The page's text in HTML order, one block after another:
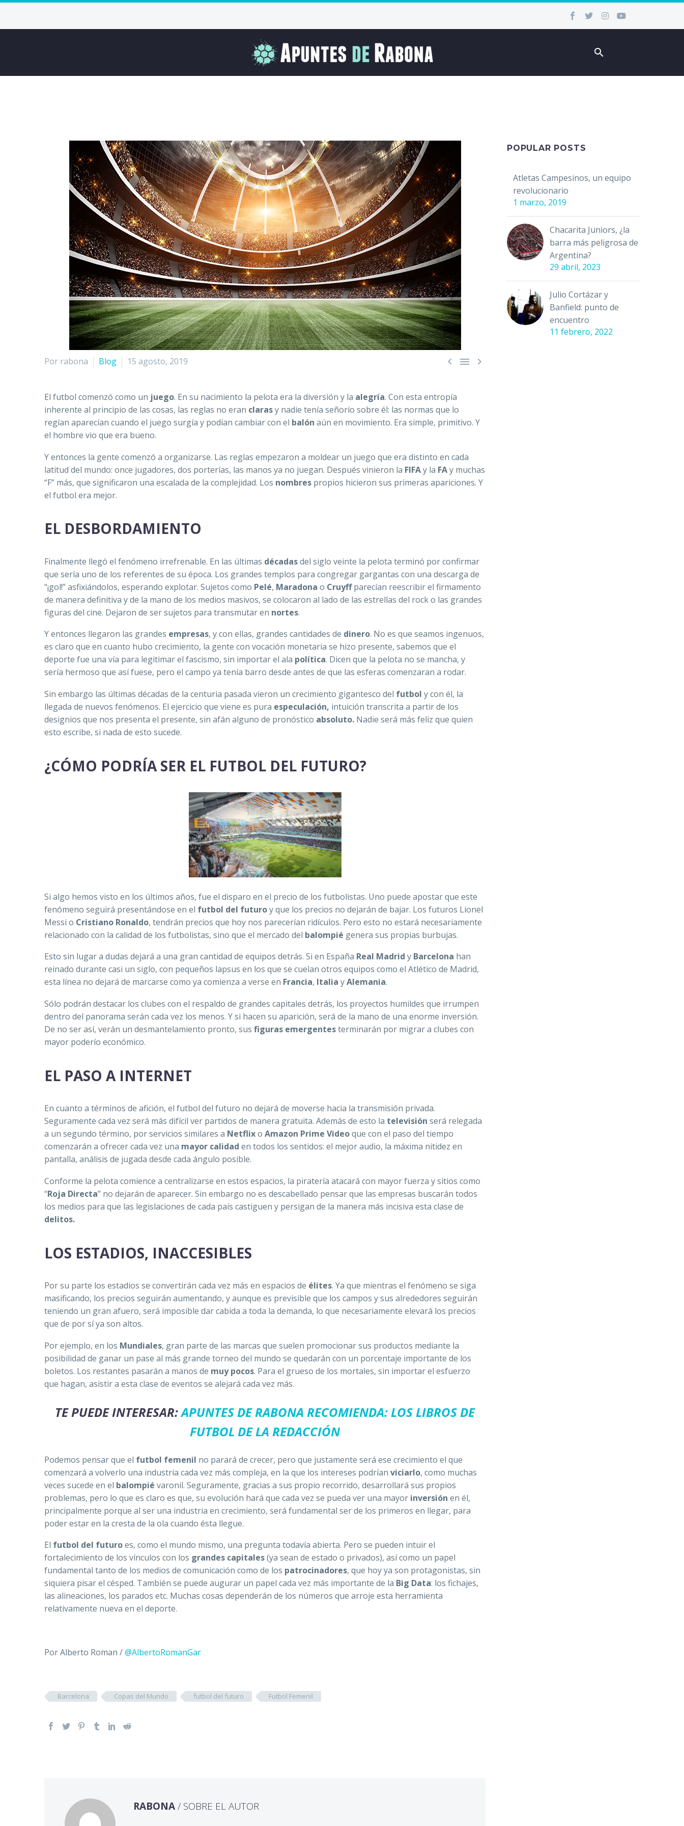
  
Por rabona Blog 15 agosto, 2019
El futbol comenzó como un juego. En su nacimiento la pelota era la diversión y la alegría. Con esta entropía
inherente al principio de las cosas, las reglas no eran clarasy nadie tenía señorío sobre él: las normas que lo
regían aparecían cuando el juego surgía y podían cambiar con el balón aún en movimiento. Era simple, primitivo. Y
el hombre vio que era bueno.
Y entonces la gente comenzó a organizarse. Las reglas empezaron a moldear un juego que era distinto en cada
latitud del mundo: once jugadores, dos porterías, las manos ya no juegan. Después vinieron la FIFAy la FAy muchas
“F” más, que significaron una escalada de la complejidad. Los nombres propios hicieron sus primeras apariciones. Y
el futbol era mejor.
EL DESBORDAMIENTO
Finalmente llegó el fenómeno irrefrenable. En las últimas décadasdel siglo veinte la pelota terminó por confirmar
que sería uno de los referentes de su época. Los grandes templos para congregar gargantas con una descarga de
“¡gol!” asfixiándolos, esperando explotar. Sujetos como Pelé, Maradona o Cruyffparecían reescribir el firmamento
de manera definitiva y de la mano de los medios masivos, se colocaron al lado de las estrellas del rock o las grandes
figuras del cine. Dejaron de ser sujetos para transmutar en nortes.
Y entonces llegaron las grandes empresas, y con ellas, grandes cantidades de dinero. No es que seamos ingenuos,
es claro que en cuanto hubo crecimiento, la gente con vocación monetaria se hizo presente, sabemos que el
deporte fue una vía para legitimar el fascismo, sin importar el ala política. Dicen que la pelota no se mancha, y
sería hermoso que así fuese, pero el campo ya tenía barro desde antes de que las esferas comenzaran a rodar.
Sin embargo las últimas décadas de la centuria pasada vieron un crecimiento gigantesco del futbol y con él, la
llegada de nuevos fenómenos. El ejercicio que viene es pura especulación, intuición transcrita a partir de los
designios que nos presenta el presente, sin afán alguno de pronóstico absoluto. Nadie será más feliz que quien
esto escribe, si nada de esto sucede.
¿CÓMO PODRÍA SER EL FUTBOL DEL FUTURO?
Si algo hemos visto en los últimos años, fue el disparo en el precio de los futbolistas. Uno puede apostar que este
fenómeno seguirá presentándose en el futbol del futuroy que los precios no dejarán de bajar. Los futuros Lionel
Messi o Cristiano Ronaldo, tendrán precios que hoy nos parecerían ridículos. Pero esto no estará necesariamente
relacionado con la calidad de los futbolistas, sino que el mercado del balompié genera sus propias burbujas.
Esto sin lugar a dudas dejará a una gran cantidad de equipos detrás. Si en España Real Madrid y Barcelona han
reinado durante casi un siglo, con pequeños lapsus en los que se cuelan otros equipos como el Atlético de Madrid,
esta línea no dejará de marcarse como ya comienza a verse en Francia, Italia yAlemania.
Sólo podrán destacar los clubes con el respaldo de grandes capitales detrás, los proyectos humildes que irrumpen
dentro del panorama serán cada vez los menos. Y si hacen su aparición, será de la mano de una enorme inversión.
De no ser así, verán un desmantelamiento pronto, sus figuras emergentesterminarán por migrar a clubes con
mayor poderío económico.
EL PASO A INTERNET
En cuanto a términos de afición, el futbol del futuro no dejará de moverse hacia la transmisión privada.
Seguramente cada vez será más difícil ver partidos de manera gratuita. Además de esto la televisión será relegada
a un segundo término, por servicios similares a Netflixo Amazon Prime Videoque con el paso del tiempo
comenzarán a ofrecer cada vez una mayor calidad en todos los sentidos: el mejor audio, la máxima nitidez en
pantalla, análisis de jugada desde cada ángulo posible.
Conforme la pelota comience a centralizarse en estos espacios, la piratería atacará con mayor fuerza y sitios como
“Roja Directa” no dejarán de aparecer. Sin embargo no es descabellado pensar que las empresas buscarán todos
los medios para que las legislaciones de cada país castiguen y persigan de la manera más incisiva esta clase de
delitos.
LOS ESTADIOS, INACCESIBLES
Por su parte los estadios se convertirán cada vez más en espacios de élites. Ya que mientras el fenómeno se siga
masificando, los precios seguirán aumentando, y aunque es previsible que los campos y sus alrededores seguirán
teniendo un gran afuero, será imposible dar cabida a toda la demanda, lo que necesariamente elevará los precios
que de por sí ya son altos.
Por ejemplo, en los Mundiales, gran parte de las marcas que suelen promocionar sus productos mediante la
posibilidad de ganar un pase al más grande torneo del mundo se quedarán con un porcentaje importante de los
boletos. Los restantes pasarán a manos de muy pocos. Para el grueso de los mortales, sin importar el esfuerzo
que hagan, asistir a esta clase de eventos se alejará cada vez más.
TE PUEDE INTERESAR:APUNTES DE RABONA RECOMIENDA: LOS LIBROS DE
FUTBOL DE LA REDACCIÓN
Podemos pensar que el futbol femenil no parará de crecer, pero que justamente será ese crecimiento el que
comenzará a volverlo una industria cada vez más compleja, en la que los intereses podrían viciarlo, como muchas
veces sucede en el balompié varonil. Seguramente, gracias a sus propio recorrido, desarrollará sus propios
problemas, pero lo que es claro es que, su evolución hará que cada vez se pueda ver una mayor inversión en él,
principalmente porque al ser una industria en crecimiento, será fundamental ser de los primeros en llegar, para
poder estar en la cresta de la ola cuando ésta llegue.
El futbol del futuroes, como el mundo mismo, una pregunta todavía abierta. Pero se pueden intuir el
fortalecimiento de los vínculos con los grandes capitales(ya sean de estado o privados), así como un papel
fundamental tanto de los medios de comunicación como de los patrocinadores, que hoy ya son protagonistas, sin
siquiera pisar el césped. También se puede augurar un papel cada vez más importante de la Big Data: los fichajes,
las alineaciones, los parados etc. Muchas cosas dependerán de los números que arroje esta herramienta
relativamente nueva en el deporte.
Por Alberto Roman /@AlbertoRomanGar
Barcelona Copas del Mundo futbol del futuro Futbol Femenil
RABONA/ SOBRE EL AUTOR
POPULAR POSTS
Atletas Campesinos, un equipo
revolucionario
1 marzo, 2019
Chacarita Juniors, ¿la
barra más peligrosa de
Argentina?
29 abril, 2023
Julio Cortázar y
Banfield: punto de
encuentro
11 febrero, 2022